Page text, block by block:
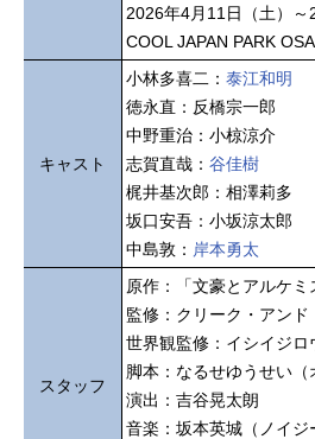
2026年4月11日（土）～
COOL JAPAN PARK
キャスト
小林多喜二： 泰江和明
徳永直：反橋宗一郎
中野重治：小椋涼介
志賀直哉： 谷佳樹
梶井基次郎：相澤莉多
坂口安吾：小坂涼太郎
中島敦： 岸本勇太
スタッフ
原作：「文豪とアルケミ
監修：クリーク・アンド
世界観監修：イシイジロ
脚本：なるせゆうせい（
演出：吉谷晃太朗
音楽：坂本英城（ノイ